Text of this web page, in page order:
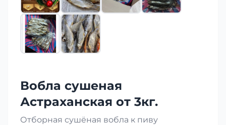
Вобла сушеная
Астраханская от 3кг.
Отборная сушёная вобла к пиву